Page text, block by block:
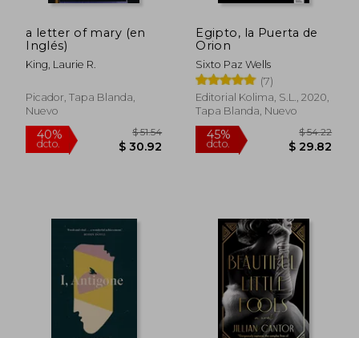
45%
dcto.
$ 42.35 40%
dcto.
a letter of mary (en
Inglés)
King, Laurie R.
Picador, Tapa Blanda,
Nuevo
Egipto, la Puerta de
Orion
Sixto Paz Wells
(7)
Editorial Kolima, S.L., 2020,
Tapa Blanda, Nuevo